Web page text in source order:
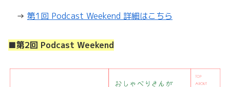
→ 第1回 Podcast Weekend 詳細はこちら
■第2回 Podcast Weekend